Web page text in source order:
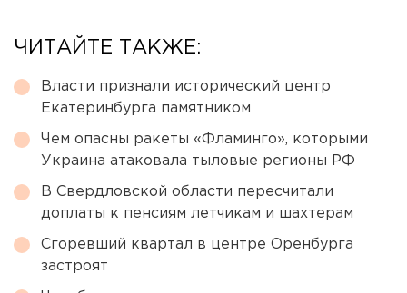
ЧИТАЙТЕ ТАКЖЕ:
Власти признали исторический центр
Екатеринбурга памятником
Чем опасны ракеты «Фламинго», которыми
Украина атаковала тыловые регионы РФ
В Свердловской области пересчитали
доплаты к пенсиям летчикам и шахтерам
Сгоревший квартал в центре Оренбурга
застроят